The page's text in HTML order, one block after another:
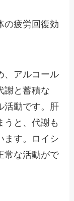
の疲労回復効
、アルコール
謝と蓄積な
活動です。肝
うと、代謝も
ます。ロイシ
常な活動がで